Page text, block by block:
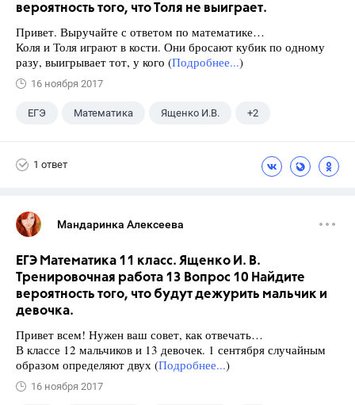
вероятность того, что Толя не выиграет.
Привет. Выручайте с ответом по математике…
Коля и Толя играют в кости. Они бросают кубик по одному
разу, выигрывает тот, у кого (Подробнее...)
16 ноября 2017
ЕГЭ Математика Ященко И.В. +2
1 ответ
Мандаринка Алексеева
ЕГЭ Математика 11 класс. Ященко И. В.
Тренировочная работа 13 Вопрос 10 Найдите
вероятность того, что будут дежурить мальчик и
девочка.
Привет всем! Нужен ваш совет, как отвечать…
В классе 12 мальчиков и 13 девочек. 1 сентября случайным
образом определяют двух (Подробнее...)
16 ноября 2017